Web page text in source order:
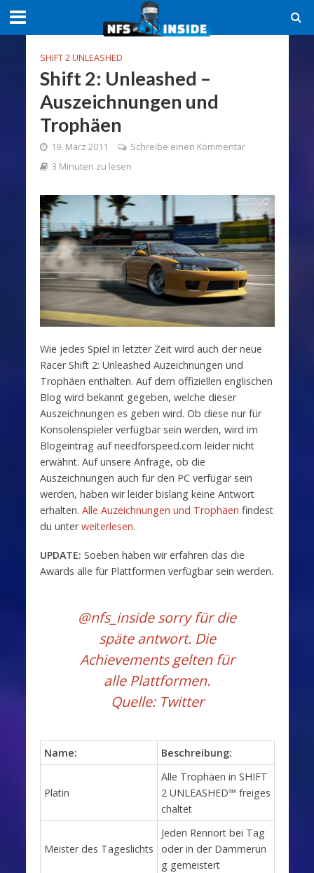
SHIFT 2 UNLEASHED
Shift 2: Unleashed –
Auszeichnungen und
Trophäen
19. März 2011
Schreibe einen Kommentar
3 Minuten zu lesen
Wie jedes Spiel in letzter Zeit wird auch der neue
Racer Shift 2: Unleashed Auzeichnungen und
Trophäen enthalten. Auf dem offiziellen englischen
Blog wird bekannt gegeben, welche dieser
Auszeichnungen es geben wird. Ob diese nur für
Konsolenspieler verfügbar sein werden, wird im
Blogeintrag auf needforspeed.com leider nicht
erwähnt. Auf unsere Anfrage, ob die
Auszeichnungen auch für den PC verfügar sein
werden, haben wir leider bislang keine Antwort
erhalten. Alle Auzeichnungen und Trophäen findest
du unterweiterlesen.
UPDATE: Soeben haben wir erfahren das die
Awards alle für Plattformen verfügbar sein werden.
@nfs_inside sorry für die
späte antwort. Die
Achievements gelten für
alle Plattformen.
Quelle: Twitter
Name: Beschreibung:
Platin
Alle Trophäen in SHIFT
2 UNLEASHED™ freiges
chaltet
Meister des Tageslichts
Jeden Rennort bei Tag
oder in der Dämmerun
g gemeistert